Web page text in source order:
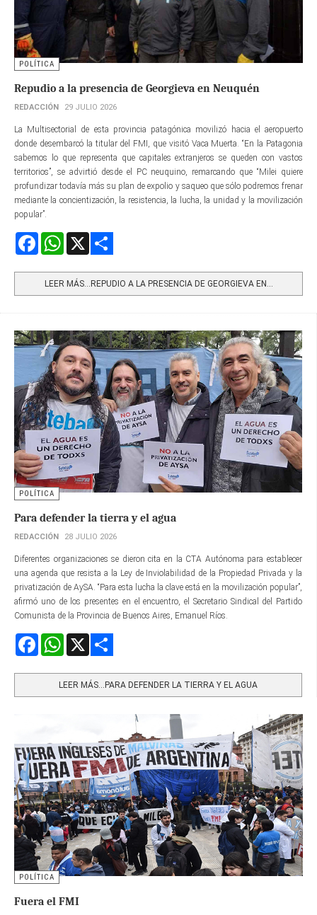
POLÍTICA
Repudio a la presencia de Georgieva en Neuquén
REDACCIÓN 29 JULIO 2026
La Multisectorial de esta provincia patagónica movilizó hacia el aeropuerto
donde desembarcó la titular del FMI, que visitó Vaca Muerta. “En la Patagonia
sabemos lo que representa que capitales extranjeros se queden con vastos
territorios”, se advirtió desde el PC neuquino, remarcando que “Milei quiere
profundizar todavía más su plan de expolio y saqueo que sólo podremos frenar
mediante la concientización, la resistencia, la lucha, la unidad y la movilización
popular”.
FacebookWhatsApp
LEER MÁS…REPUDIO A LA PRESENCIA DE GEORGIEVA EN...
POLÍTICA
Para defender la tierra y el agua
REDACCIÓN 28 JULIO 2026
Diferentes organizaciones se dieron cita en la CTA Autónoma para establecer
una agenda que resista a la Ley de Inviolabilidad de la Propiedad Privada y la
privatización de AySA. “Para esta lucha la clave está en la movilización popular”,
afirmó uno de los presentes en el encuentro, el Secretario Sindical del Partido
Comunista de la Provincia de Buenos Aires, Emanuel Ríos.
FacebookWhatsApp
LEER MÁS…PARA DEFENDER LA TIERRA Y EL AGUA
POLÍTICA
Fuera el FMI